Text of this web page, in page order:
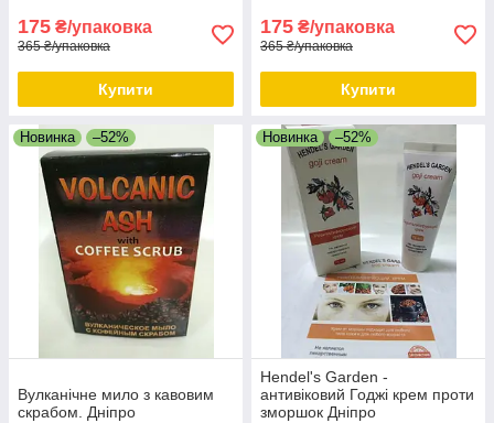
175 ₴/упаковка
365 ₴/упаковка
Купити
175 ₴/упаковка
365 ₴/упаковка
Купити
Новинка –52%
Вулканічне мило з кавовим
скрабом. Дніпро
Новинка –52%
Hendel's Garden -
антивіковий Годжі крем проти
зморшок Дніпро